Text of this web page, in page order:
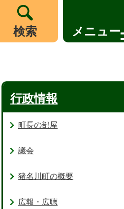
検索 メニュー
行政情報
町長の部屋
議会
猪名川町の概要
広報・広聴